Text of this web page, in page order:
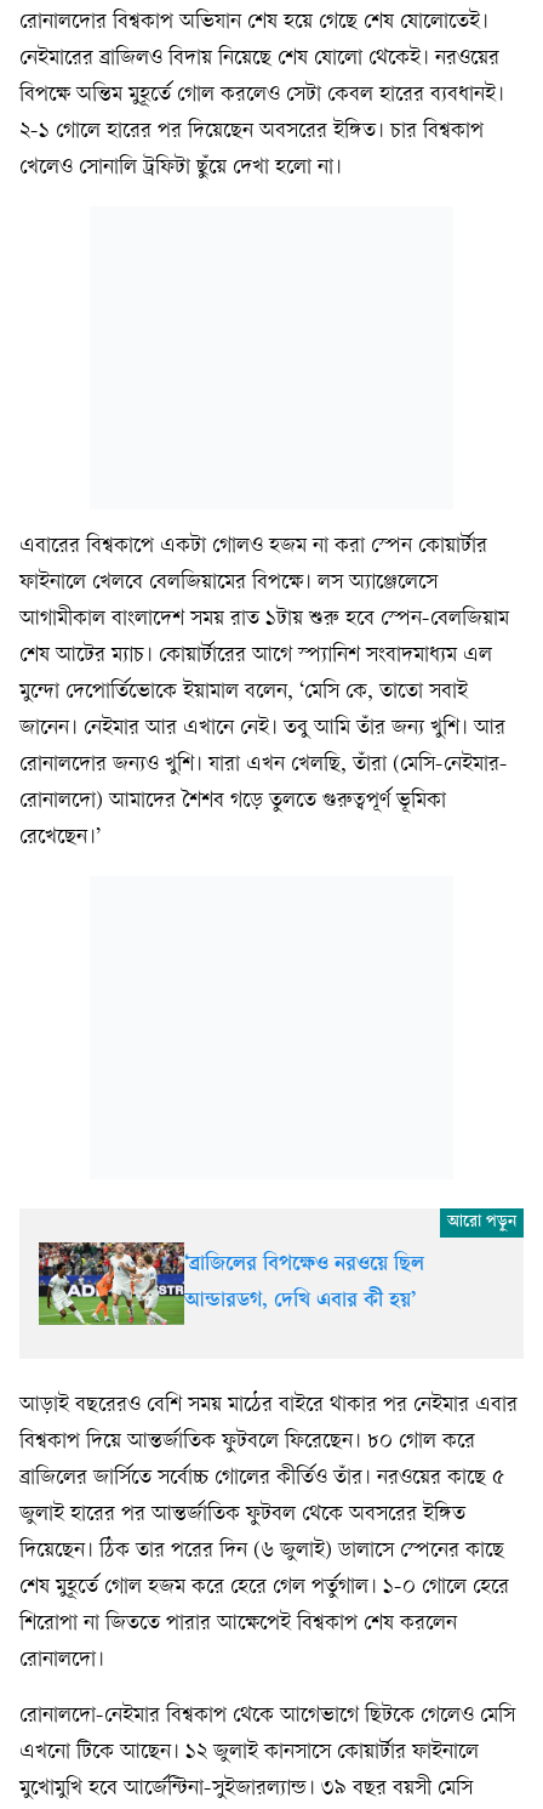
রোনালদোর বিশ্বকাপ অভিযান শেষ হয়ে গেছে শেষ ষোলোতেই।
নেইমারের ব্রাজিলও বিদায় নিয়েছে শেষ ষোলো থেকেই। নরওয়ের
বিপক্ষে অন্তিম মুহূর্তে গোল করলেও সেটা কেবল হারের ব্যবধানই।
২-১ গোলে হারের পর দিয়েছেন অবসরের ইঙ্গিত। চার বিশ্বকাপ
খেলেও সোনালি ট্রফিটা ছুঁয়ে দেখা হলো না।
এবারের বিশ্বকাপে একটা গোলও হজম না করা স্পেন কোয়ার্টার
ফাইনালে খেলবে বেলজিয়ামের বিপক্ষে। লস অ্যাঞ্জেলেসে
আগামীকাল বাংলাদেশ সময় রাত ১টায় শুরু হবে স্পেন-বেলজিয়াম
শেষ আটের ম্যাচ। কোয়ার্টারের আগে স্প্যানিশ সংবাদমাধ্যম এল
মুন্দো দেপোর্তিভোকে ইয়ামাল বলেন, ‘মেসি কে, তাতো সবাই
জানেন। নেইমার আর এখানে নেই। তবু আমি তাঁর জন্য খুশি। আর
রোনালদোর জন্যও খুশি। যারা এখন খেলছি, তাঁরা (মেসি-নেইমার-
রোনালদো) আমাদের শৈশব গড়ে তুলতে গুরুত্বপূর্ণ ভূমিকা
রেখেছেন।’
‘ব্রাজিলের বিপক্ষেও নরওয়ে ছিল
আন্ডারডগ, দেখি এবার কী হয়’
আড়াই বছরেরও বেশি সময় মাঠের বাইরে থাকার পর নেইমার এবার
বিশ্বকাপ দিয়ে আন্তর্জাতিক ফুটবলে ফিরেছেন। ৮০ গোল করে
ব্রাজিলের জার্সিতে সর্বোচ্চ গোলের কীর্তিও তাঁর। নরওয়ের কাছে ৫
জুলাই হারের পর আন্তর্জাতিক ফুটবল থেকে অবসরের ইঙ্গিত
দিয়েছেন। ঠিক তার পরের দিন (৬ জুলাই) ডালাসে স্পেনের কাছে
শেষ মুহূর্তে গোল হজম করে হেরে গেল পর্তুগাল। ১-০ গোলে হেরে
শিরোপা না জিততে পারার আক্ষেপেই বিশ্বকাপ শেষ করলেন
রোনালদো।
রোনালদো-নেইমার বিশ্বকাপ থেকে আগেভাগে ছিটকে গেলেও মেসি
এখনো টিকে আছেন। ১২ জুলাই কানসাসে কোয়ার্টার ফাইনালে
মুখোমুখি হবে আর্জেন্টিনা-সুইজারল্যান্ড। ৩৯ বছর বয়সী মেসি